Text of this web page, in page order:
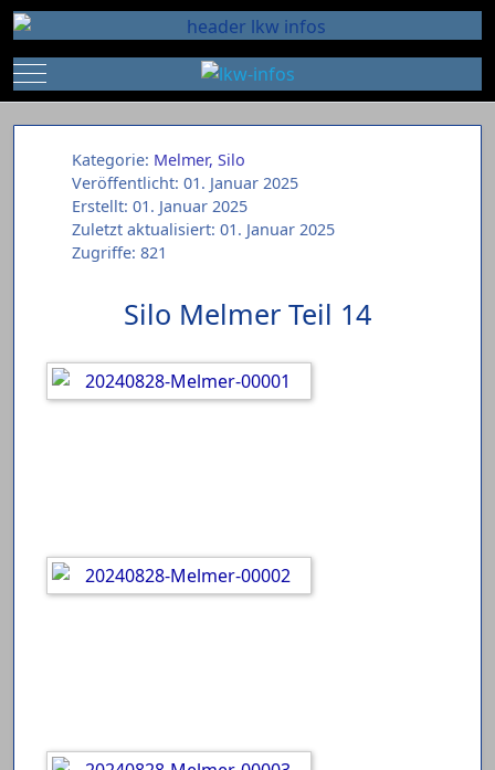
Mobile Menu Toggle
Kategorie: Melmer, Silo
Veröffentlicht: 01. Januar 2025
Erstellt: 01. Januar 2025
Zuletzt aktualisiert: 01. Januar 2025
Zugriffe: 821
Silo Melmer Teil 14